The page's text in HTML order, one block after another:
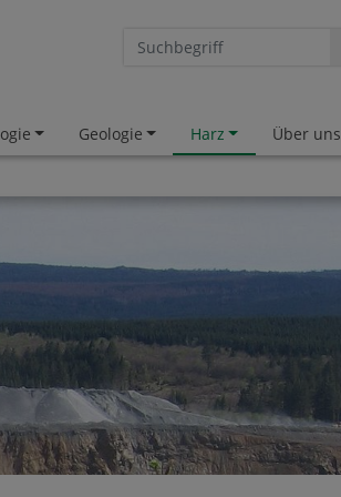
Geologie Harz Über uns